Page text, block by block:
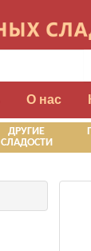
О нас
ДРУГИЕ
СЛАДОСТИ